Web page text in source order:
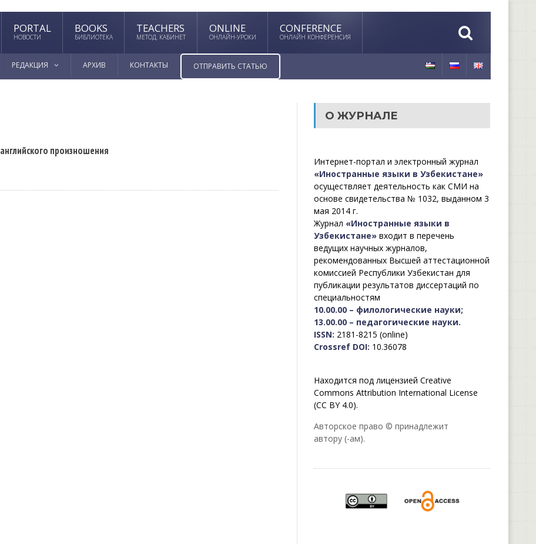
PORTAL
НОВОСТИ
BOOKS
БИБЛИОТЕКА
TEACHERS
МЕТОД. КАБИНЕТ
ONLINE
ОНЛАЙН-УРОКИ
CONFERENCE
ОНЛАЙН КОНФЕРЕНСИЯ
РЕДАКЦИЯ АРХИВ КОНТАКТЫ ОТПРАВИТЬ СТАТЬЮ
произношения
О ЖУРНАЛЕ
Интернет-портал и электронный журнал
«Иностранные языки в Узбекистане»
осуществляет деятельность как СМИ на
основе свидетельства № 1032, выданном 3
мая 2014 г.
Журнал «Иностранные языки в
Узбекистане»входит в перечень
ведущих научных журналов,
рекомендованных Высшей аттестационной
комиссией Республики Узбекистан для
публикации результатов диссертаций по
специальностям
10.00.00 – филологические науки;
13.00.00 – педагогические науки.
ISSN: 2181-8215 (online)
Crossref DOI: 10.36078
Находится под лицензией Creative
Commons Attribution International License
(CC BY 4.0).
Авторское право © принадлежит
автору (-ам).